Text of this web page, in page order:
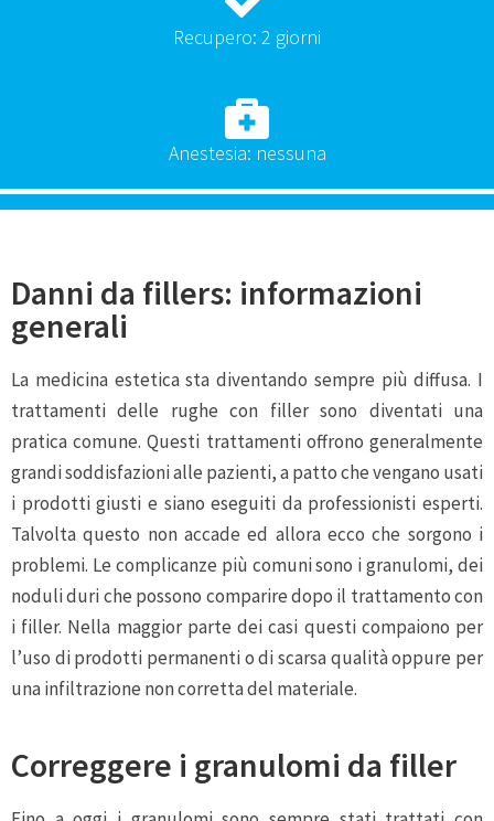
Recupero: 2 giorni
Anestesia: nessuna
Danni da fillers: informazioni
generali
La medicina estetica sta diventando sempre più diffusa. I
trattamenti delle rughe con filler sono diventati una
pratica comune. Questi trattamenti offrono generalmente
grandi soddisfazioni alle pazienti, a patto che vengano usati
i prodotti giusti e siano eseguiti da professionisti esperti.
Talvolta questo non accade ed allora ecco che sorgono i
problemi. Le complicanze più comuni sono i granulomi, dei
noduli duri che possono comparire dopo il trattamento con
i filler. Nella maggior parte dei casi questi compaiono per
l’uso di prodotti permanenti o di scarsa qualità oppure per
una infiltrazione non corretta del materiale.
Correggere i granulomi da filler